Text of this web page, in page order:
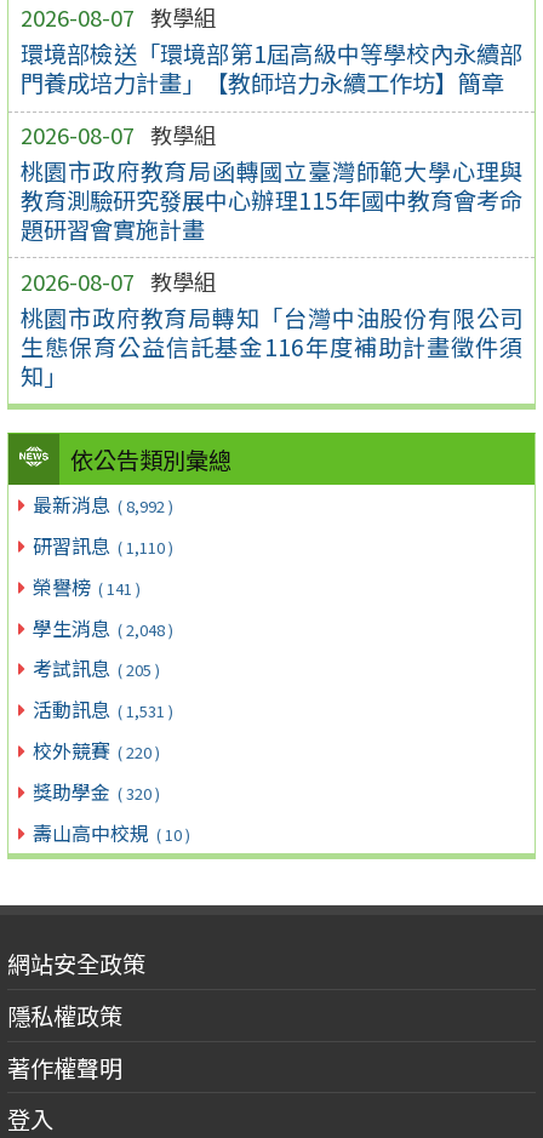
2026-08-07 教學組
環境部檢送「環境部第1屆高級中等學校內永續部
門養成培力計畫」【教師培力永續工作坊】簡章
2026-08-07 教學組
桃園市政府教育局函轉國立臺灣師範大學心理與
教育測驗研究發展中心辦理115年國中教育會考命
題研習會實施計畫
2026-08-07 教學組
桃園市政府教育局轉知「台灣中油股份有限公司
生態保育公益信託基金116年度補助計畫徵件須
知」
依公告類別彙總
最新消息 ( 8,992 )
研習訊息 ( 1,110 )
榮譽榜 ( 141 )
學生消息 ( 2,048 )
考試訊息 ( 205 )
活動訊息 ( 1,531 )
校外競賽 ( 220 )
獎助學金 ( 320 )
壽山高中校規 ( 10 )
網站安全政策
隱私權政策
著作權聲明
登入